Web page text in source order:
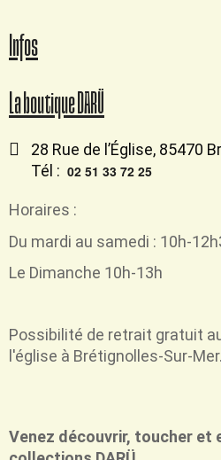
Infos
La boutique DARÜ
28 Rue de l’Église, 85470
Tél : 02 51 33 72 25
Horaires :
Du mardi au samedi : 10h-
Le Dimanche 10h-13h
Possibilité de retrait gratuit
l'église à Brétignolles-Sur-
Venez découvrir, toucher et